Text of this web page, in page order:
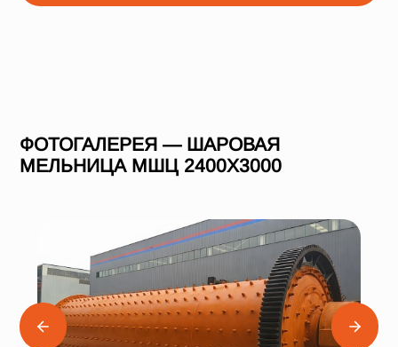
ФОТОГАЛЕРЕЯ — ШАРОВАЯ
МЕЛЬНИЦА МШЦ 2400Х3000